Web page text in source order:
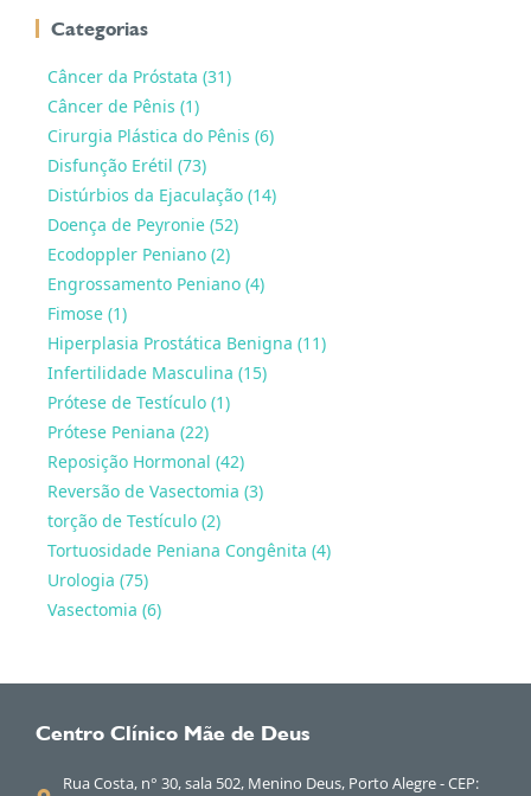
Categorias
Câncer da Próstata (31)
Câncer de Pênis (1)
Cirurgia Plástica do Pênis (6)
Disfunção Erétil (73)
Distúrbios da Ejaculação (14)
Doença de Peyronie (52)
Ecodoppler Peniano (2)
Engrossamento Peniano (4)
Fimose (1)
Hiperplasia Prostática Benigna (11)
Infertilidade Masculina (15)
Prótese de Testículo (1)
Prótese Peniana (22)
Reposição Hormonal (42)
Reversão de Vasectomia (3)
torção de Testículo (2)
Tortuosidade Peniana Congênita (4)
Urologia (75)
Vasectomia (6)
Centro Clínico Mãe de Deus
Rua Costa, n° 30, sala 502, Menino Deus, Porto Alegre - CEP: